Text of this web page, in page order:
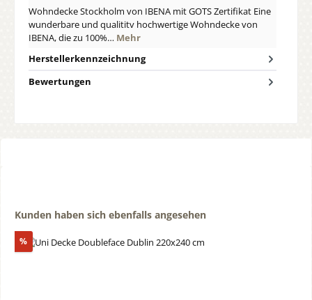
Wohndecke Stockholm von IBENA mit GOTS Zertifikat Eine
wunderbare und qualititv hochwertige Wohndecke von
IBENA, die zu 100%… Mehr
Herstellerkennzeichnung
Bewertungen
Produktgalerie überspringen
Kunden haben sich ebenfalls angesehen
%Rabatt